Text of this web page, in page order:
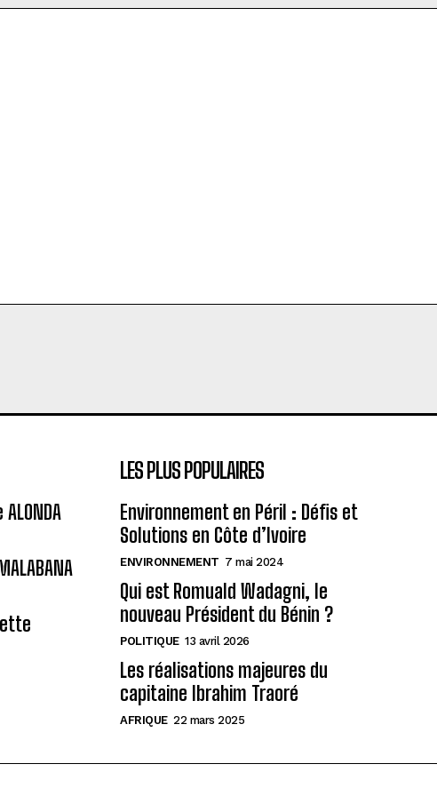
LES PLUS POPULAIRES
Environnement en Péril : Défis et
Solutions en Côte d’Ivoire
ENVIRONNEMENT 7 mai 2024
Qui est Romuald Wadagni, le
nouveau Président du Bénin ?
POLITIQUE 13 avril 2026
Les réalisations majeures du
capitaine Ibrahim Traoré
AFRIQUE 22 mars 2025